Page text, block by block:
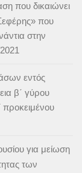
που δικαιώνει
που
στην
εντός
β΄ γύρου
για μείωση
των